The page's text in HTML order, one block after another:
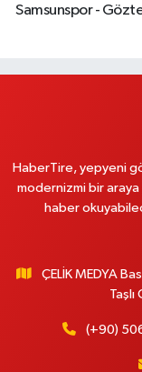
Samsunspor -
HaberTire, yepyeni
modernizmi bir
haber
ÇELİK MEDYA
(+90)